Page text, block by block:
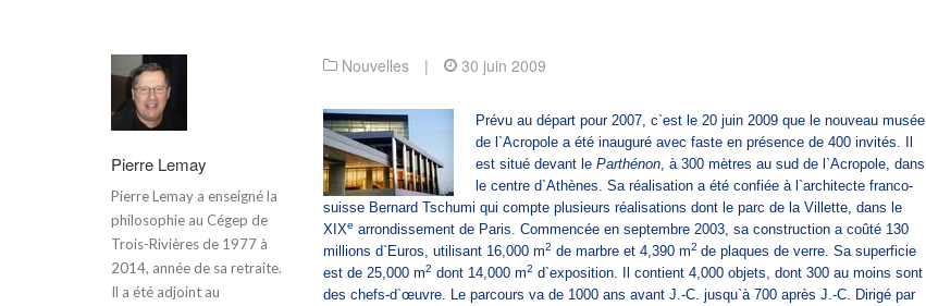
Pierre Lemay
Pierre Lemay a enseigné la
philosophie au Cégep de
Trois-Rivières de 1977 à
2014, année de sa retraite.
Il a été adjoint au
Nouvelles | 30 juin 2009
Prévu au départ pour 2007, c`est le 20 juin 2009 que le nouveau musée
de l`Acropole a été inauguré avec faste en présence de 400 invités. Il
est situé devant le Parthénon, à 300 mètres au sud de l`Acropole, dans
le centre d`Athènes. Sa réalisation a été confiée à l`architecte franco-
suisse Bernard Tschumi qui compte plusieurs réalisations dont le parc de la Villette, dans le
XIXe arrondissement de Paris. Commencée en septembre 2003, sa construction a coûté 130
millions d`Euros, utilisant 16,000 m2 de marbre et 4,390 m2 de plaques de verre. Sa superficie
est de 25,000 m2 dont 14,000 m2 d`exposition. Il contient 4,000 objets, dont 300 au moins sont
des chefs-d`œuvre. Le parcours va de 1000 ans avant J.-C. jusqu`à 700 après J.-C. Dirigé par